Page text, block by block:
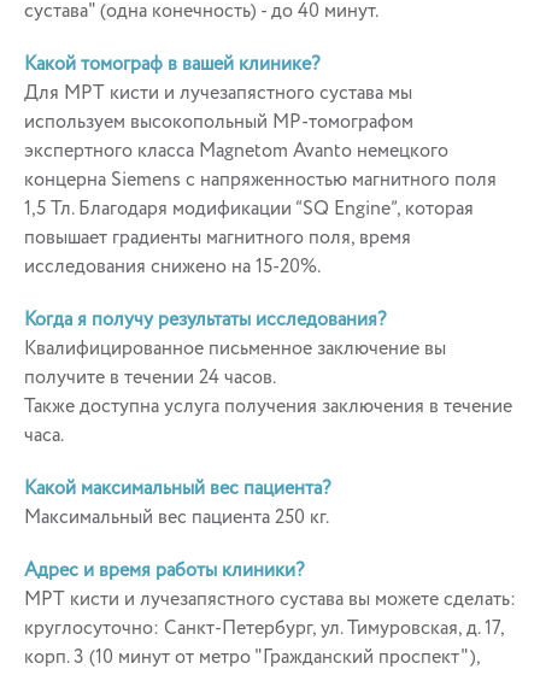
сустава" (одна конечность) - до 40 минут.
Какой томограф в вашей клинике?
Для МРТ кисти и лучезапястного сустава мы
используем высокопольный МР-томографом
экспертного класса Magnetom Avanto немецкого
концерна Siemens с напряженностью магнитного поля
1,5 Тл. Благодаря модификации “SQ Engine”, которая
повышает градиенты магнитного поля, время
исследования снижено на 15-20%.
Когда я получу результаты исследования?
Квалифицированное письменное заключение вы
получите в течении 24 часов.
Также доступна услуга получения заключения в течение
часа.
Какой максимальный вес пациента?
Максимальный вес пациента 250 кг.
Адрес и время работы клиники?
МРТ кисти и лучезапястного сустава вы можете сделать:
круглосуточно: Санкт-Петербург, ул. Тимуровская, д. 17,
корп. 3 (10 минут от метро "Гражданский проспект"),